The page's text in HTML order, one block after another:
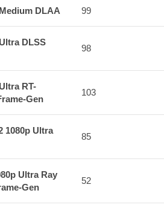
DLAA 99
DLSS
98
RT-
Gen
103
1080p Ultra
85
Ultra Ray
Gen
52